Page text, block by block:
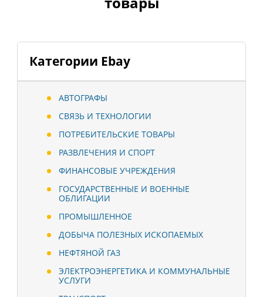
Категории Ebay
АВТОГРАФЫ
СВЯЗЬ И ТЕХНОЛОГИИ
ПОТРЕБИТЕЛЬСКИЕ ТОВАРЫ
РАЗВЛЕЧЕНИЯ И СПОРТ
ФИНАНСОВЫЕ УЧРЕЖДЕНИЯ
ГОСУДАРСТВЕННЫЕ И ВОЕННЫЕ
ОБЛИГАЦИИ
ПРОМЫШЛЕННОЕ
ДОБЫЧА ПОЛЕЗНЫХ ИСКОПАЕМЫХ
НЕФТЯНОЙ ГАЗ
ЭЛЕКТРОЭНЕРГЕТИКА И КОММУНАЛЬНЫЕ
УСЛУГИ